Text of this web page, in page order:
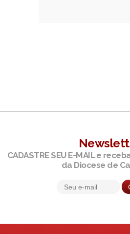
CADASTRE SEU E-MAIL e
da Diocese de